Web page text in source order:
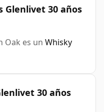
Glenlivet 30 años
Oak es un Whisky
30 años